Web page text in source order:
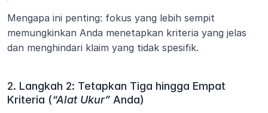
Mengapa ini penting: fokus yang lebih sempit
memungkinkan Anda menetapkan kriteria yang jelas
dan menghindari klaim yang tidak spesifik.
2. Langkah 2: Tetapkan Tiga hingga Empat
Kriteria (“Alat Ukur” Anda)